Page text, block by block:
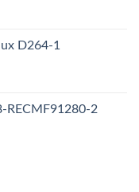
D264-1
RECMF91280-2